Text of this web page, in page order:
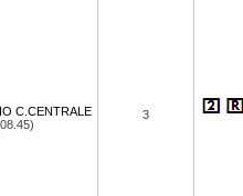
C.CENTRALE
3